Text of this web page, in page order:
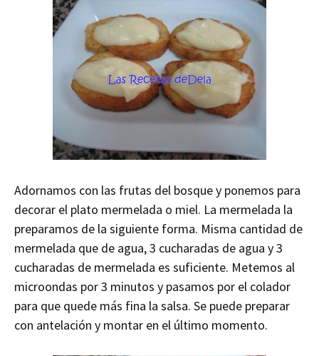
Adornamos con las frutas del bosque y ponemos para
decorar el plato mermelada o miel. La mermelada la
preparamos de la siguiente forma. Misma cantidad de
mermelada que de agua, 3 cucharadas de agua y 3
cucharadas de mermelada es suficiente. Metemos al
microondas por 3 minutos y pasamos por el colador
para que quede más fina la salsa. Se puede preparar
con antelación y montar en el último momento.